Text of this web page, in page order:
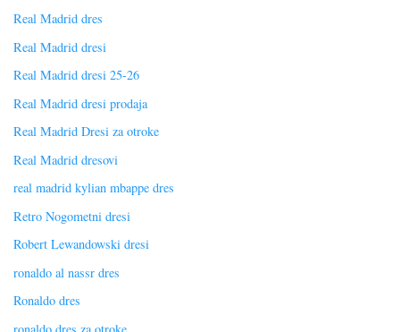
Real Madrid dres
Real Madrid dresi
Real Madrid dresi 25-26
Real Madrid dresi prodaja
Real Madrid Dresi za otroke
Real Madrid dresovi
real madrid kylian mbappe dres
Retro Nogometni dresi
Robert Lewandowski dresi
ronaldo al nassr dres
Ronaldo dres
ronaldo dres za otroke